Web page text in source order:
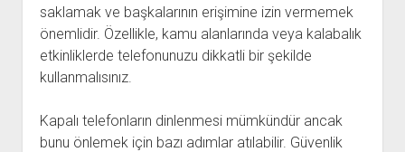
saklamak ve başkalarının erişimine izin vermemek
önemlidir. Özellikle, kamu alanlarında veya kalabalık
etkinliklerde telefonunuzu dikkatli bir şekilde
kullanmalısınız.
Kapalı telefonların dinlenmesi mümkündür ancak
bunu önlemek için bazı adımlar atılabilir. Güvenlik